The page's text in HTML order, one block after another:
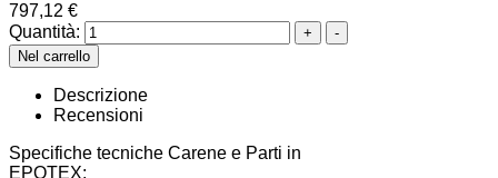
797,12 €
Quantità:
Descrizione
Recensioni
Specifiche tecniche Carene e Parti in
EPOTEX: